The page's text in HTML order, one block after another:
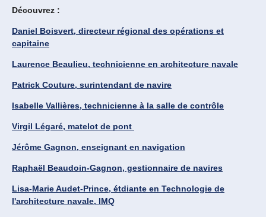
Découvrez :
Daniel Boisvert, directeur régional des opérations et
capitaine
Laurence Beaulieu, technicienne en architecture navale
Patrick Couture, surintendant de navire
Isabelle Vallières, technicienne à la salle de contrôle
Virgil Légaré, matelot de pont
Jérôme Gagnon, enseignant en navigation
Raphaël Beaudoin-Gagnon, gestionnaire de navires
Lisa-Marie Audet-Prince, étdiante en Technologie de
l'architecture navale, IMQ